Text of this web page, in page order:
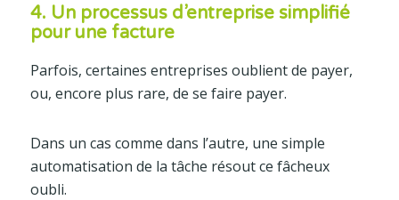
4. Un processus d’entreprise simplifié
pour une facture
Parfois, certaines entreprises oublient de payer,
ou, encore plus rare, de se faire payer.
Dans un cas comme dans l’autre, une simple
automatisation de la tâche résout ce fâcheux
oubli.